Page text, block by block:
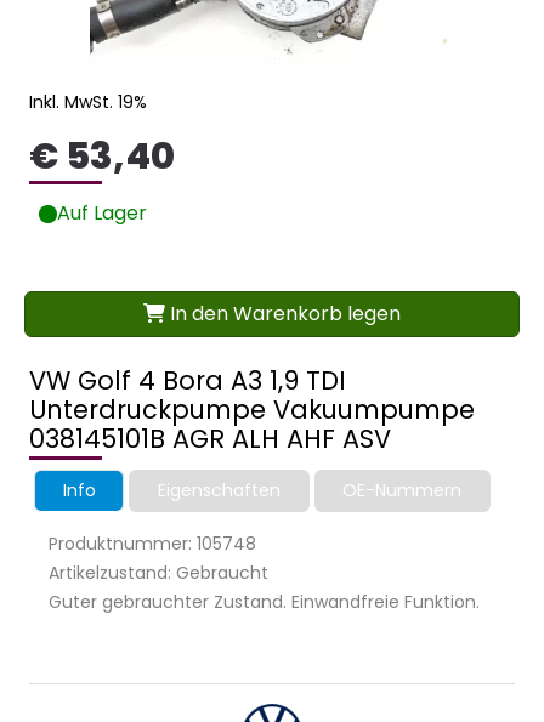
VW Golf 4 Bora A3 1,9 TDI
Unterdruckpumpe Vakuumpumpe
038145101B AGR ALH AHF ASV
Info Eigenschaften OE-Nummern
Produktnummer: 105748
Artikelzustand: Gebraucht
Guter gebrauchter Zustand. Einwandfreie Funktion.
Inkl. MwSt. 19%
€ 53,40
Auf Lager
In den Warenkorb legen